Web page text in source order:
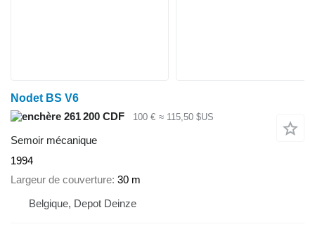
Nodet BS V6
261 200 CDF
100 € ≈ 115,50 $US
Semoir mécanique
1994
Largeur de couverture 30 m
Belgique, Depot Deinze